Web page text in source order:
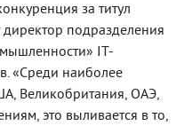
за титул
подразделения
IT-
«Среди наиболее
Великобритания, ОАЭ,
это выливается в то,